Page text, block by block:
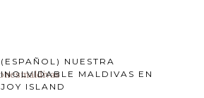
(ESPAÑOL) NUESTRA
INOLVIDABLE MALDIVAS EN
JOY ISLAND